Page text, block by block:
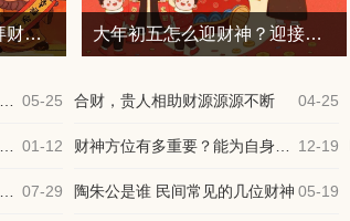
财神怎么拜是正确的？拜财神爷的正确姿势 ? 大年初五怎么迎财神？迎接财神的最佳时刻?
05-25 合财，贵人相助财源源源不断 04-25
01-12 12-19
07-29 陶朱公是谁 民间常见的几位财神 05-19